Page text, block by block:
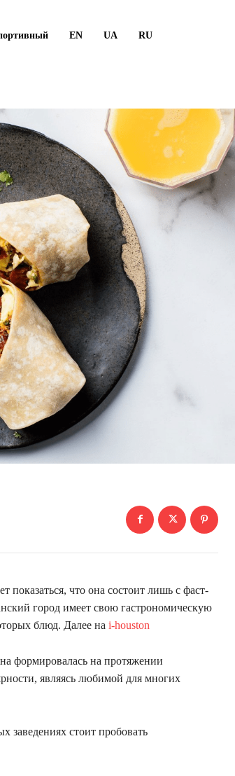
EN UA RU
показаться, что она состоит лишь с фаст-
город имеет свою гастрономическую
блюд. Далее на i-houston
формировалась на протяжении
являясь любимой для многих
заведениях стоит пробовать